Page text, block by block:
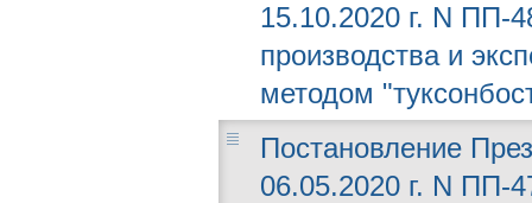
15.10.2020 г. N ПП-
производства и
методом
Постановление
06.05.2020 г. N ПП-